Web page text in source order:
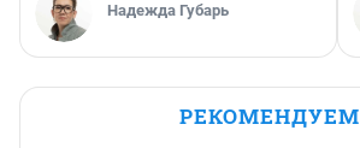
Надежда Губарь
РЕКОМЕНДУЕМ